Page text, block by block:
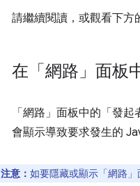
請繼續閱讀，或觀看下方
在「網路」面板
「網路」 面板中的「發起
會顯示導致要求發生的
注意： 如要隱藏或顯示「網路」